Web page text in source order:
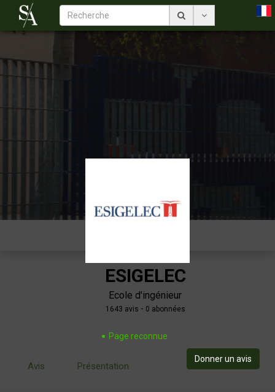
ESIGELEC
Ecole d'ingénieur
1643 avis - 0 abonnées
Page reconnue
Donner un avis
Avis Présentation